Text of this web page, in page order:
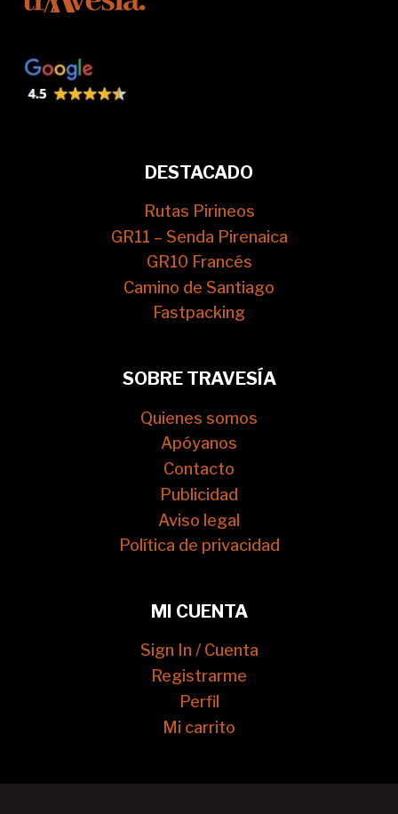
DESTACADO
Rutas Pirineos
GR11 – Senda Pirenaica
GR10 Francés
Camino de Santiago
Fastpacking
SOBRE TRAVESÍA
Quienes somos
Apóyanos
Contacto
Publicidad
Aviso legal
Política de privacidad
MI CUENTA
Sign In / Cuenta
Registrarme
Perfil
Mi carrito